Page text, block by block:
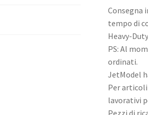
Consegna
tempo di
Heavy-
PS: Al
ordinati.
JetModel
Per articoli
lavorativi